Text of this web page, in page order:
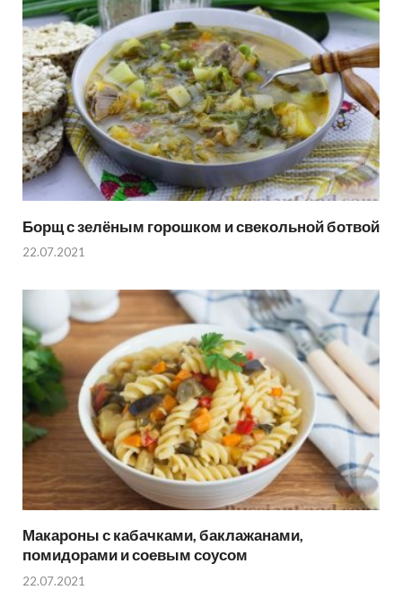
Борщ с зелёным горошком и свекольной ботвой
22.07.2021
Макароны с кабачками, баклажанами,
помидорами и соевым соусом
22.07.2021